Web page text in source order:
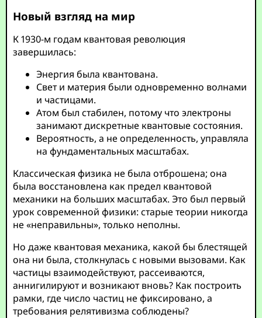
Новый взгляд на мир
К 1930-м годам квантовая революция
завершилась:
Энергия была квантована.
Свет и материя были одновременно волнами
и частицами.
Атом был стабилен, потому что электроны
занимают дискретные квантовые состояния.
Вероятность, а не определенность, управляла
на фундаментальных масштабах.
Классическая физика не была отброшена; она
была восстановлена как предел квантовой
механики на больших масштабах. Это был первый
урок современной физики: старые теории никогда
не «неправильны», только неполны.
Но даже квантовая механика, какой бы блестящей
она ни была, столкнулась с новыми вызовами. Как
частицы взаимодействуют, рассеиваются,
аннигилируют и возникают вновь? Как построить
рамки, где число частиц не фиксировано, а
требования релятивизма соблюдены?